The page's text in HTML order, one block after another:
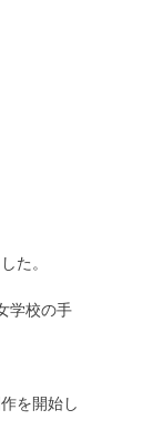
た。
学校の手
を開始し